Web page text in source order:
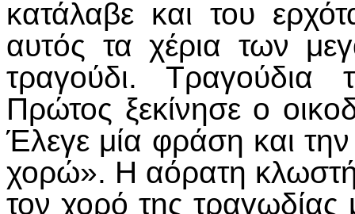
κατάλαβε και του
αυτός τα χέρια των
τραγούδι. Τραγούδια
Πρώτος ξεκίνησε ο
Έλεγε μία φράση και
χορώ». Η αόρατη
τον χορό της τραγωδίας